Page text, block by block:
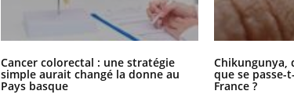
Cancer colorectal : une stratégie
simple aurait changé la donne au
Pays basque
Chikungunya,
que se passe-
France ?